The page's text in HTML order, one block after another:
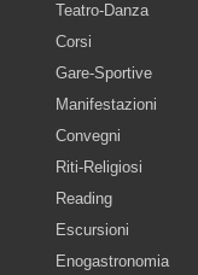
Teatro-Danza
Corsi
Gare-Sportive
Manifestazioni
Convegni
Riti-Religiosi
Reading
Escursioni
Enogastronomia